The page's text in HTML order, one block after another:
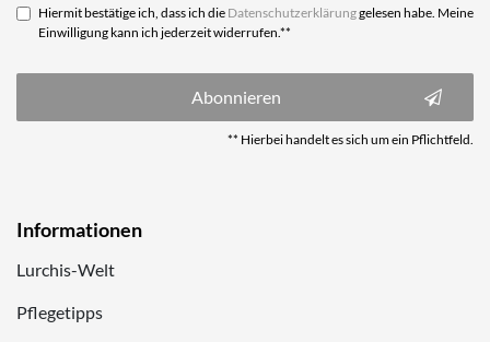
Hiermit bestätige ich, dass ich die Daten­schutz­erklärunggelesen habe. Meine
Einwilligung kann ich jederzeit widerrufen.**
Abonnieren
** Hierbei handelt es sich um ein Pflichtfeld.
Informationen
Lurchis-Welt
Pflegetipps